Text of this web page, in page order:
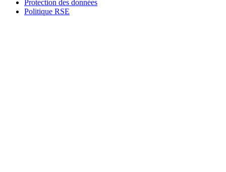
Protection des données
Politique RSE